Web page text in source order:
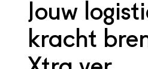
Jouw
kracht